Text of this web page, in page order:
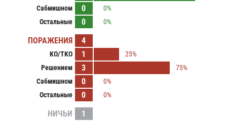
Сабмишном
0
0%
Остальные
0 0%
ПОРАЖЕНИЯ 4
KO/TKO 1
25%
Решением
3
75%
Сабмишном
0
0%
Остальные
0 0%
НИЧЬИ
1